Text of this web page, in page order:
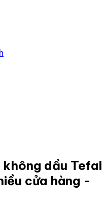
không dầu Tefal
cửa hàng -